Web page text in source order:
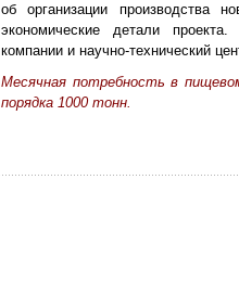
об организации производства
экономические детали
компании и научно-технический
Месячная потребность в
порядка 1000 тонн.